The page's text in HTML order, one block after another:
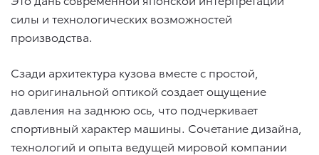
силы и технологических возможностей
производства.
Сзади архитектура кузова вместе с простой,
но оригинальной оптикой создает ощущение
давления на заднюю ось, что подчеркивает
спортивный характер машины. Сочетание дизайна,
технологий и опыта ведущей мировой компании